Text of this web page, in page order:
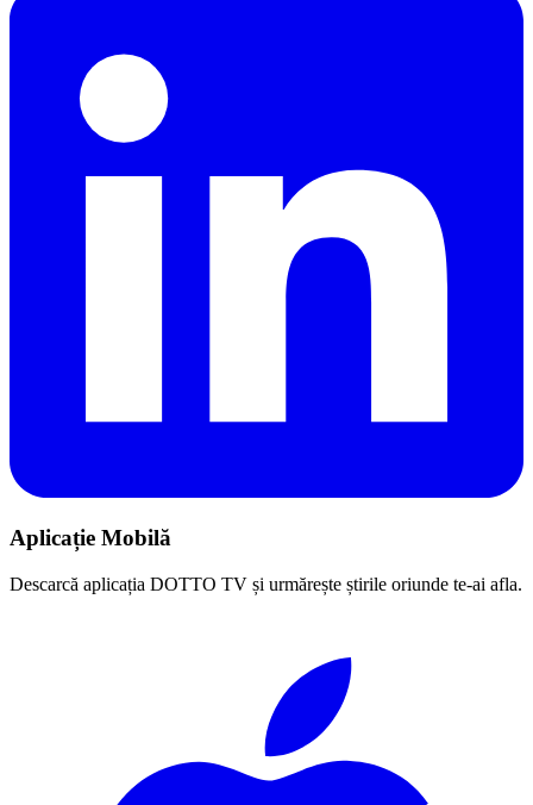
Aplicație Mobilă
Descarcă aplicația DOTTO TV și urmărește știrile oriunde te-ai afla.